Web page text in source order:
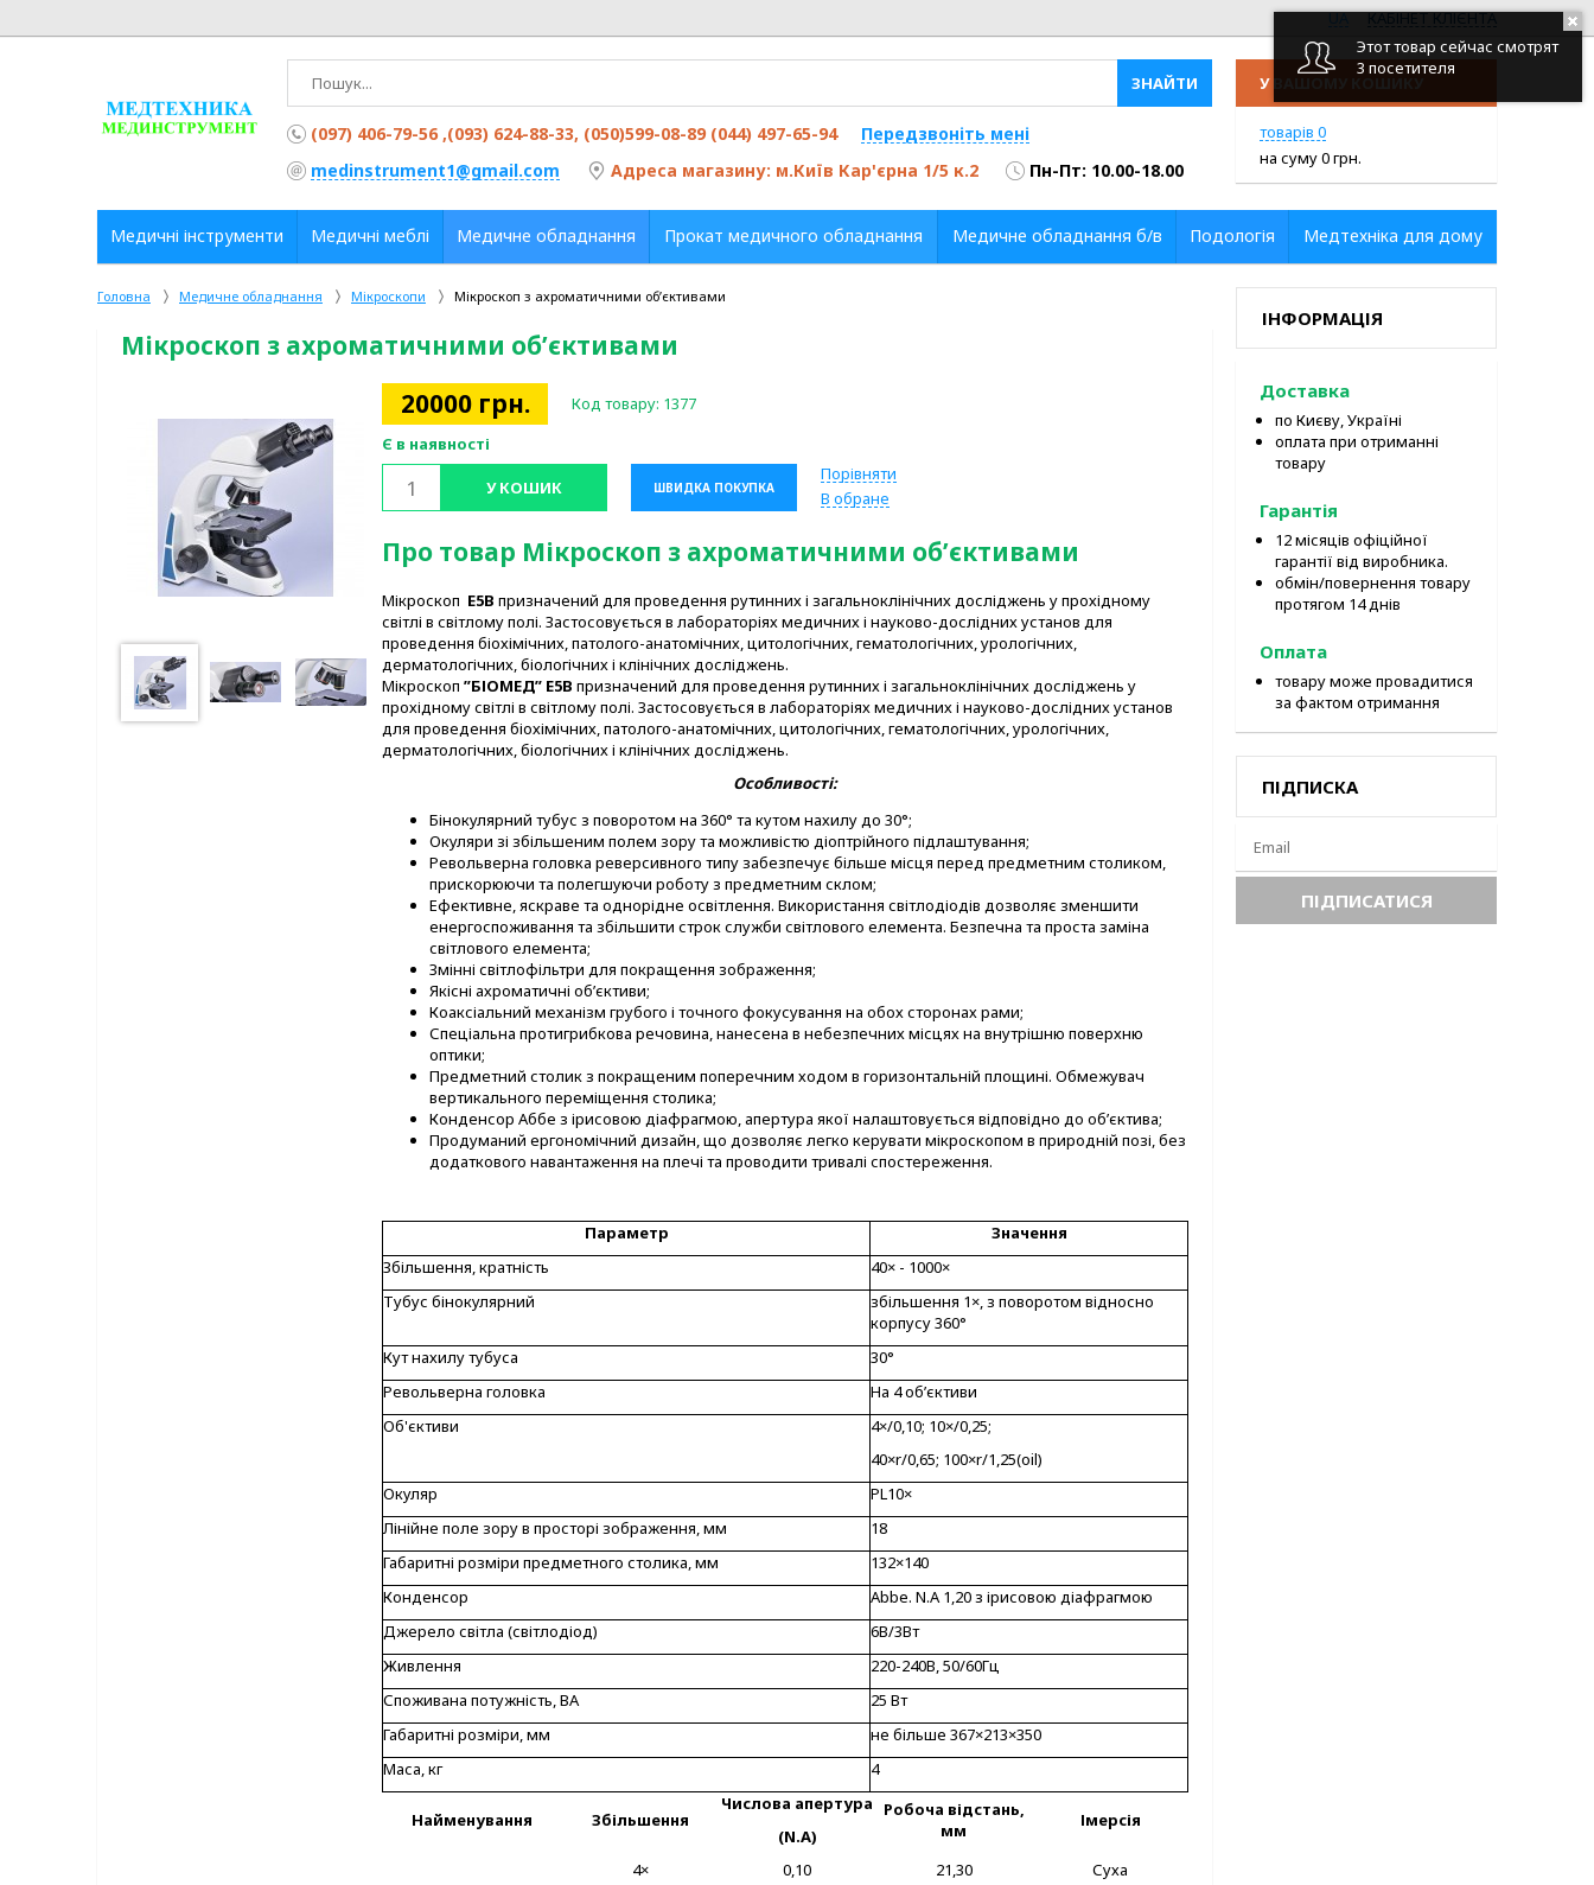
Головна Медичне обладнання Мікроскопи Мікроскоп з ахроматичними об’єктивами
Мікроскоп з ахроматичними об’єктивами
20000 грн. Код товару: 1377
Є в наявності
У КОШИК ШВИДКА ПОКУПКА
Порівняти
В обране
Про товар Мікроскоп з ахроматичними об’єктивами
Мікроскоп E5B призначений для проведення рутинних і загальноклінічних досліджень у прохідному
світлі в світлому полі. Застосовується в лабораторіях медичних і науково-дослідних установ для
проведення біохімічних, патолого-анатомічних, цитологічних, гематологічних, урологічних,
дерматологічних, біологічних і клінічних досліджень.
Мікроскоп ”БІОМЕД” E5B призначений для проведення рутинних і загальноклінічних досліджень у
прохідному світлі в світлому полі. Застосовується в лабораторіях медичних і науково-дослідних установ
для проведення біохімічних, патолого-анатомічних, цитологічних, гематологічних, урологічних,
дерматологічних, біологічних і клінічних досліджень.
Особливості:
Бінокулярний тубус з поворотом на 360° та кутом нахилу до 30°;
Окуляри зі збільшеним полем зору та можливістю діоптрійного підлаштування;
Револьверна головка реверсивного типу забезпечує більше місця перед предметним столиком,
прискорюючи та полегшуючи роботу з предметним склом;
Ефективне, яскраве та однорідне освітлення. Використання світлодіодів дозволяє зменшити
енергоспоживання та збільшити строк служби світлового елемента. Безпечна та проста заміна
світлового елемента;
Змінні світлофільтри для покращення зображення;
Якісні ахроматичні об’єктиви;
Коаксіальний механізм грубого і точного фокусування на обох сторонах рами;
Спеціальна протигрибкова речовина, нанесена в небезпечних місцях на внутрішню поверхню
оптики;
Предметний столик з покращеним поперечним ходом в горизонтальній площині. Обмежувач
вертикального переміщення столика;
Конденсор Аббе з ірисовою діафрагмою, апертура якої налаштовується відповідно до об’єктива;
Продуманий ергономічний дизайн, що дозволяє легко керувати мікроскопом в природній позі, без
додаткового навантаження на плечі та проводити тривалі спостереження.
Параметр
Значення
Збільшення, кратність
40× - 1000×
Тубус бінокулярний
збільшення 1×, з поворотом відносно
корпусу 360°
Кут нахилу тубуса
30°
Револьверна головка
На 4 об’єктиви
Об'єктиви
4×/0,10; 10×/0,25;
40×r/0,65; 100×r/1,25(oil)
Окуляр
PL10×
Лінійне поле зору в просторі зображення, мм
18
Габаритні розміри предметного столика, мм
132×140
Конденсор
Abbe. N.A 1,20 з ірисовою діафрагмою
Джерело світла (світлодіод)
6В/3Вт
Живлення
220-240В, 50/60Гц
Споживана потужність, ВА
25 Вт
Габаритні розміри, мм
не більше 367×213×350
Маса, кг
4
Найменування Збільшення
Числова апертура
(N.A)
Робоча відстань,
мм
Імерсія
4× 0,10 21,30
Суха
ІНФОРМАЦІЯ
Доставка
по Києву, Україні
оплата при отриманні
товару
Гарантія
12 місяців офіційної
гарантії від виробника.
обмін/повернення товару
протягом 14 днів
Оплата
товару може провадитися
за фактом отримання
ПІДПИСКА
UA КАБІНЕТ КЛІЄНТА
(097) 406-79-56 ,(093) 624-88-33, (050)599-08-89 (044) 497-65-94
Передзвоніть мені
medinstrument1@gmail.com
Адреса магазину: м.Київ Кар'єрна 1/5 к.2 Пн-Пт: 10.00-18.00
У ВАШОМУ КОШИКУ
ПЕРЕЙТИ У КОШИК
товарів 0
на суму0грн.
Медичні інструменти Медичні меблі Медичне обладнання Прокат медичного обладнання Медичне обладнання б/в Подологія Медтехніка для дому
Этот товар сейчас смотрят
3 посетителя